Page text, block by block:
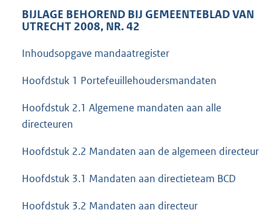
BIJLAGE BEHOREND BIJ GEMEENTEBLAD VAN
UTRECHT 2008, NR. 42
Inhoudsopgave mandaatregister
Hoofdstuk 1 Portefeuillehoudersmandaten
Hoofdstuk 2.1 Algemene mandaten aan alle
directeuren
Hoofdstuk 2.2 Mandaten aan de algemeen directeur
Hoofdstuk 3.1 Mandaten aan directieteam BCD
Hoofdstuk 3.2 Mandaten aan directeur